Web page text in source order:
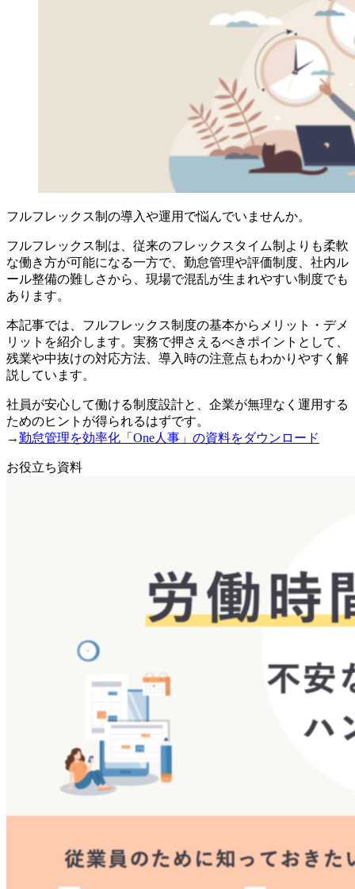
フルフレックス制の導入や運用で悩んでいませんか。
フルフレックス制は、従来のフレックスタイム制よりも柔軟
な働き方が可能になる一方で、勤怠管理や評価制度、社内ル
ール整備の難しさから、現場で混乱が生まれやすい制度でも
あります。
本記事では、フルフレックス制度の基本からメリット・デメ
リットを紹介します。実務で押さえるべきポイントとして、
残業や中抜けの対応方法、導入時の注意点もわかりやすく解
説しています。
社員が安心して働ける制度設計と、企業が無理なく運用する
ためのヒントが得られるはずです。
→勤怠管理を効率化「One人事」の資料をダウンロード
お役立ち資料